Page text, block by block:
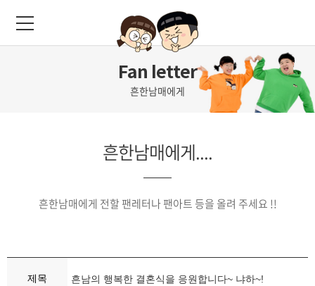
Fan letter
흔한남매에게
흔한남매에게....
흔한남매에게 전할 팬레터나 팬아트 등을 올려 주세요 !!
제목 흔남의 행복한 결혼식을 응원합니다~ 냐하~!